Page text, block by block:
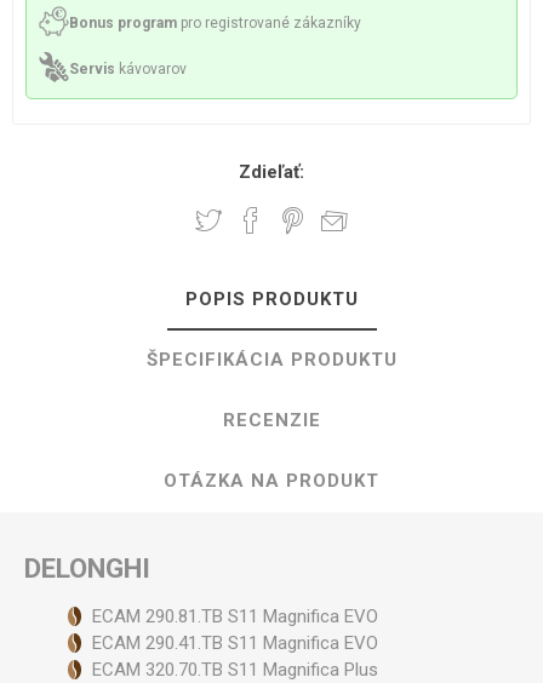
Bonus program pro registrované zákazníky
Servis kávovarov
Zdieľať:
POPIS PRODUKTU
ŠPECIFIKÁCIA PRODUKTU
RECENZIE
OTÁZKA NA PRODUKT
DELONGHI
ECAM 290.81.TB S11 Magnifica EVO
ECAM 290.41.TB S11 Magnifica EVO
ECAM 320.70.TB S11 Magnifica Plus